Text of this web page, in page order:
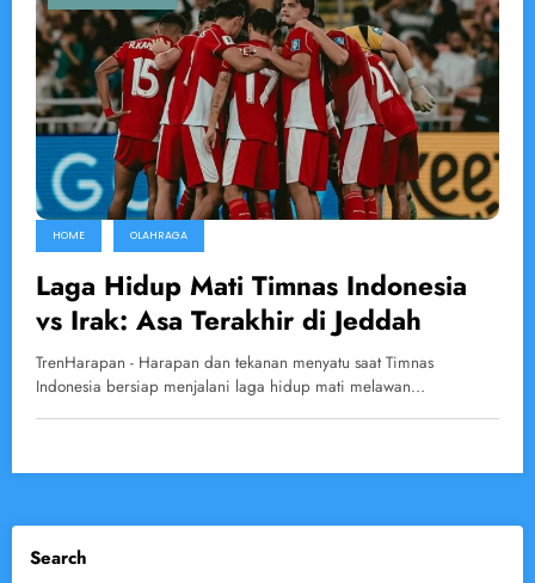
HOME OLAHRAGA
Laga Hidup Mati Timnas Indonesia
vs Irak: Asa Terakhir di Jeddah
TrenHarapan - Harapan dan tekanan menyatu saat Timnas
Indonesia bersiap menjalani laga hidup mati melawan…
Search